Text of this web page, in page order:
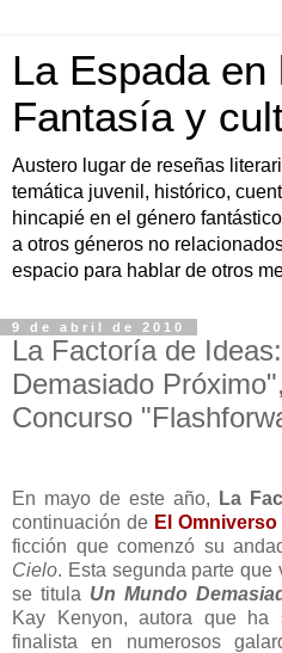
La Espada en
Fantasía y
Austero lugar de reseñas
temática juvenil, histórico,
hincapié en el género
a otros géneros no
espacio para hablar de otros
9 de abril de 2010
La Factoría de
Demasiado
Concurso
En mayo de este año, La
continuación de El
ficción que comenzó su
Cielo. Esta segunda parte que
se titula Un Mundo
Kay Kenyon, autora que ha
finalista en numerosos